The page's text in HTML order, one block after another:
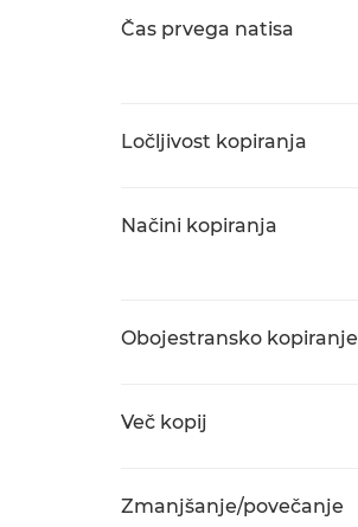
Čas prvega natisa
Ločljivost kopiranja
Načini kopiranja
Obojestransko kopiranje
Več kopij
Zmanjšanje/povečanje